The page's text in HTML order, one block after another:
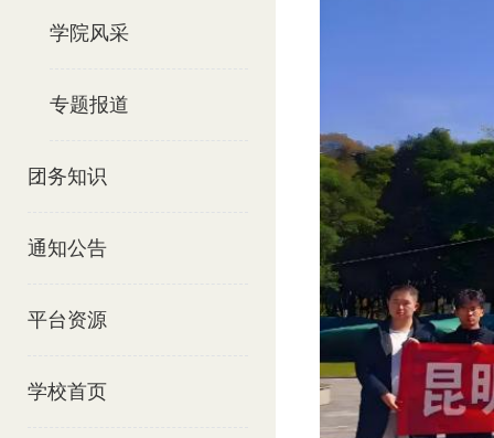
学院风采
专题报道
团务知识
通知公告
平台资源
学校首页